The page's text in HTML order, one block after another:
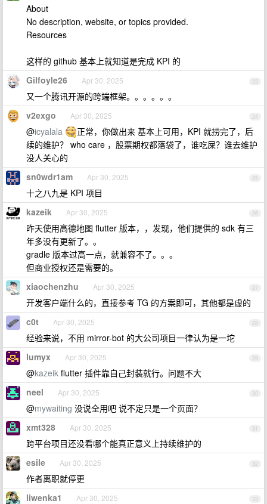
About
No description, website, or topics provided.
Resources
这样的 github 基本上就知道是完成 KPI 的
23
Gilfoyle26 Apr 30, 2025
又一个腾讯开源的跨端框架。。。。。。
24
v2exgo Apr 30, 2025
@icyalala
正常，你做出来 基本上可用，KPI 就捞完了，后
续的维护？ who care ，股票期权都落袋了，谁吃屎？谁去维护
没人关心的
25
sn0wdr1am Apr 30, 2025
十之八九是 KPI 项目
26
kazeik Apr 30, 2025
昨天使用高德地图 flutter 版本，，发现，他们提供的 sdk 有三
年多没有更新了。。
gradle 版本过高一点，就兼容不了。。。
但商业授权还是需要的。
27
xiaochenzhu Apr 30, 2025
开发客户端什么的，直接参考 TG 的方案即可，其他都是虚的
28
c0t Apr 30, 2025
经验来说，不用 mirror-bot 的大公司项目一律认为是一坨
29
lumyx Apr 30, 2025
@kazeik flutter 插件靠自己封装就行。问题不大
30
neel Apr 30, 2025
@mywaiting 没说全用吧 说不定只是一个页面？
31
xmt328 Apr 30, 2025
跨平台项目还没看哪个能真正意义上持续维护的
32
esile Apr 30, 2025
作者离职就停更
33
liwenka1 Apr 30, 2025